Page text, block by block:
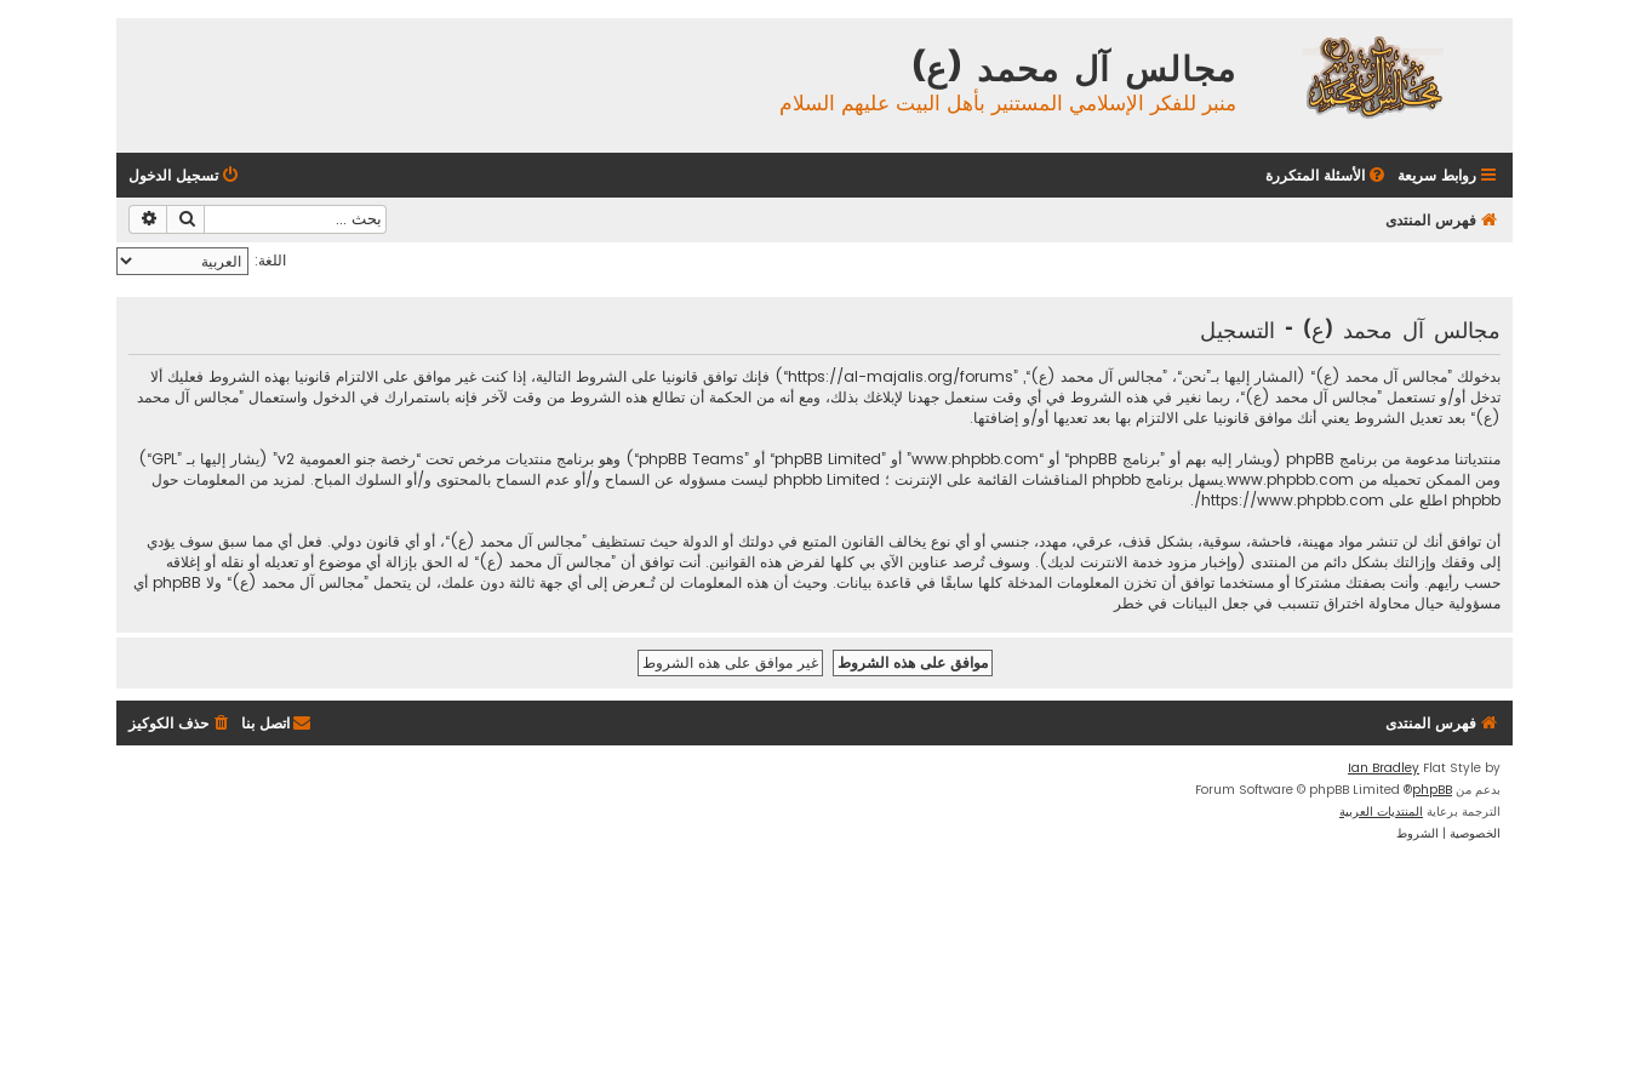
مجالس آل محمد (ع)
منبر للفكر الإسلامي المستنير بأهل البيت عليهم السلام
روابط سريعة الأسئلة المتكررة تسجيل الدخول
فهرس المنتدى بحث
اللغة:
مجالس آل محمد (ع) - التسجيل
بدخولك ”مجالس آل محمد (ع)“ (المشار إليها بـ”نحن“، ”مجالس آل محمد (ع)“, ”https://al-majalis.org/forums“) فإنك توافق قانونيا على الشروط التالية، إذا كنت غير موافق على الالتزام قانونيا بهذه الشروط فعليك ألا
تدخل أو/و تستعمل ”مجالس آل محمد (ع)“، ربما نغير في هذه الشروط في أي وقت سنعمل جهدنا لإبلاغك بذلك، ومع أنه من الحكمة أن تطالع هذه الشروط من وقت لآخر فإنه باستمرارك في الدخول واستعمال ”مجالس آل محمد
(ع)“ بعد تعديل الشروط يعني أنك موافق قانونيا على الالتزام بها بعد تعديها أو/و إضافتها.
منتدياتنا مدعومة من برنامج phpBB (ويشار إليه بهم أو ”برنامج phpBB“ أو “www.phpbb.com” أو ”phpBB Limited“ أو ”phpBB Teams“) وهو برنامج منتديات مرخص تحت “
رخصة جنو العمومية v2
” (يشار إليها بـ ”GPL“)
ومن الممكن تحميله من www.phpbb.com
.يسهل برنامج phpbb المناقشات القائمة على الإنترنت ؛ phpbb Limited ليست مسؤوله عن السماح و/أو عدم السماح بالمحتوى و/أو السلوك المباح. لمزيد من المعلومات حول
phpbb اطلع على
https://www.phpbb.com/
.
أن توافق أنك لن تنشر مواد مهينة، فاحشة، سوقية، بشكل قذف، عرقي، مهدد، جنسي أو أي نوع يخالف القانون المتبع في دولتك أو الدولة حيث تستظيف ”مجالس آل محمد (ع)“، أو أي قانون دولي. فعل أي مما سبق سوف يؤدي
إلى وقفك وإزالتك بشكل دائم من المنتدى (وإخبار مزود خدمة الانترنت لديك). وسوف تُرصد عناوين الآي بي كلها لفرض هذه القوانين. أنت توافق أن ”مجالس آل محمد (ع)“ له الحق بإزالة أي موضوع أو تعديله أو نقله أو إغلاقه
حسب رأيهم. وأنت بصفتك مشتركا أو مستخدما توافق أن تخزن المعلومات المدخلة كلها سابقًا في قاعدة بيانات. وحيث أن هذه المعلومات لن تُـعرض إلى أي جهة ثالثة دون علمك، لن يتحمل ”مجالس آل محمد (ع)“ ولا phpBB أي
مسؤولية حيال محاولة اختراق تتسبب في جعل البيانات في خطر
فهرس المنتدى حذف الكوكيز اتصل بنا
Flat Style by
Ian Bradley
بدعم من phpBB
® Forum Software © phpBB Limited
الترجمة برعاية المنتديات العربية
الخصوصية | الشروط